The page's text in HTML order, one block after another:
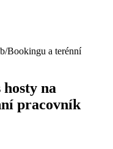
Bookingu a terénní
hosty na
pracovník